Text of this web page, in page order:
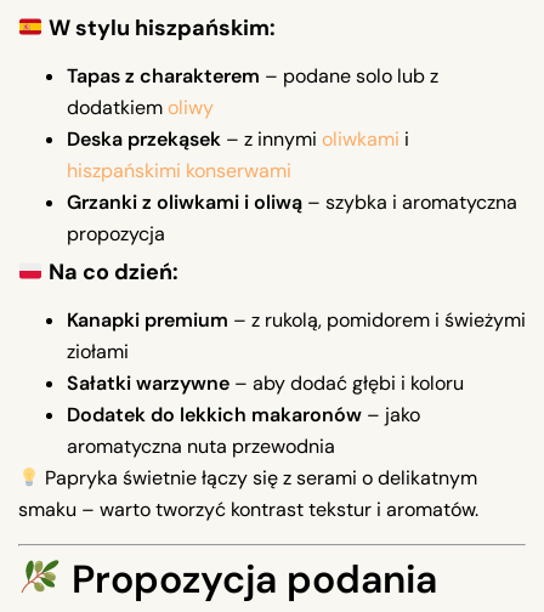
W stylu hiszpańskim:
Tapas z charakterem – podane solo lub z
dodatkiemoliwy
Deska przekąsek – z innymi oliwkami i
hiszpańskimi konserwami
Grzanki z oliwkami i oliwą – szybka i aromatyczna
propozycja
Na co dzień:
Kanapki premium – z rukolą, pomidorem i świeżymi
ziołami
Sałatki warzywne – aby dodać głębi i koloru
Dodatek do lekkich makaronów – jako
aromatyczna nuta przewodnia
Papryka świetnie łączy się z serami o delikatnym
smaku – warto tworzyć kontrast tekstur i aromatów.
Propozycja podania